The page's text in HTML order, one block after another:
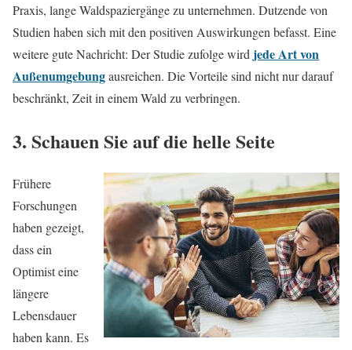
Praxis, lange Waldspaziergänge zu unternehmen. Dutzende von
Studien haben sich mit den positiven Auswirkungen befasst. Eine
weitere gute Nachricht: Der Studie zufolge wird jede Art von
Außenumgebungausreichen. Die Vorteile sind nicht nur darauf
beschränkt, Zeit in einem Wald zu verbringen.
3. Schauen Sie auf die helle Seite
Frühere
Forschungen
haben gezeigt,
dass ein
Optimist eine
längere
Lebensdauer
haben kann. Es